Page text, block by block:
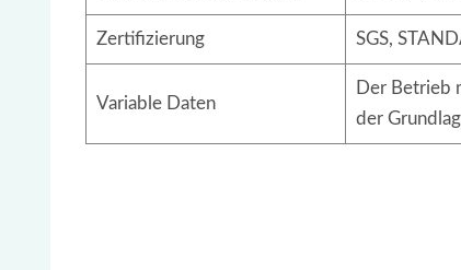
Zertifizierung SGS,
Variable Daten
Der Betrieb
der